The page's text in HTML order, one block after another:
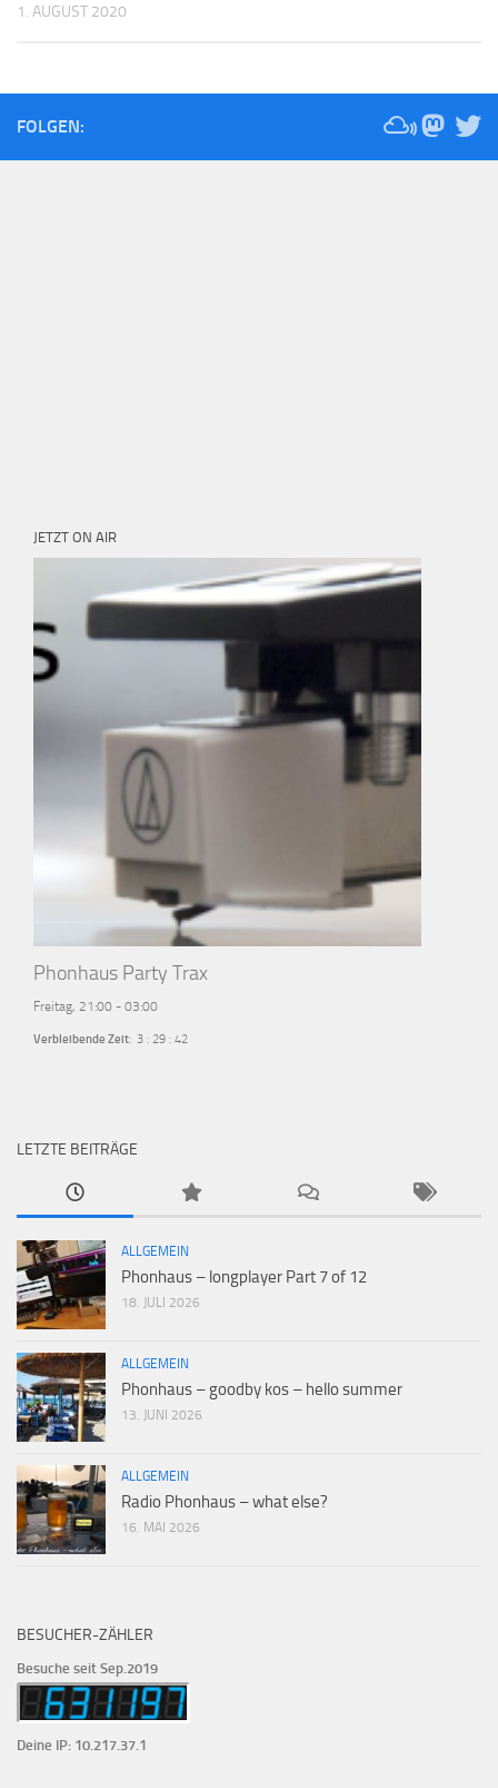
1. AUGUST 2020
FOLGEN:
JETZT ON AIR
Phonhaus Party Trax
Freitag, 21:00 - 03:00
Verbleibende Zeit: 3 : 29 : 41
LETZTE BEITRÄGE
ALLGEMEIN
Phonhaus – longplayer Part 7 of 12
18. JULI 2026
ALLGEMEIN
Phonhaus – goodby kos – hello summer
13. JUNI 2026
ALLGEMEIN
Radio Phonhaus – what else?
16. MAI 2026
BESUCHER-ZÄHLER
Besuche seit Sep.2019
Deine IP: 10.217.37.1